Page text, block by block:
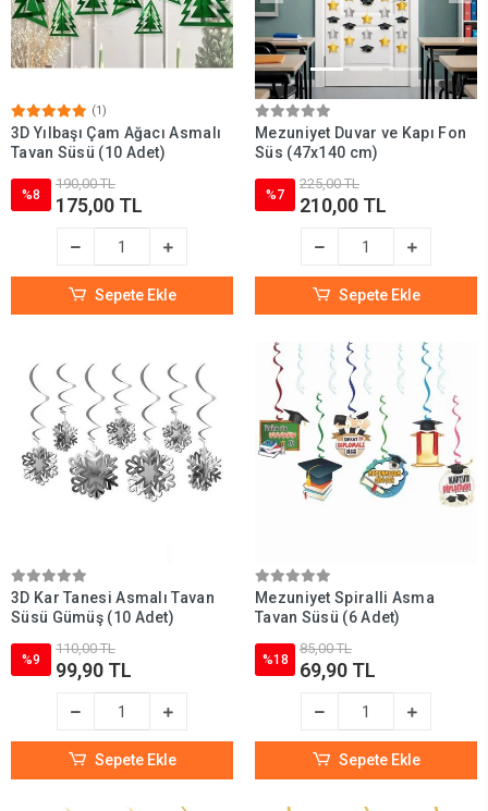
(1)
3D Yılbaşı Çam Ağacı Asmalı
Tavan Süsü (10 Adet)
%8
190,00 TL
175,00 TL
Sepete Ekle
Mezuniyet Duvar ve Kapı Fon
Süs (47x140 cm)
%7
225,00 TL
210,00 TL
Sepete Ekle
3D Kar Tanesi Asmalı Tavan
Süsü Gümüş (10 Adet)
%9
110,00 TL
99,90 TL
Sepete Ekle
Mezuniyet Spiralli Asma
Tavan Süsü (6 Adet)
%18
85,00 TL
69,90 TL
Sepete Ekle